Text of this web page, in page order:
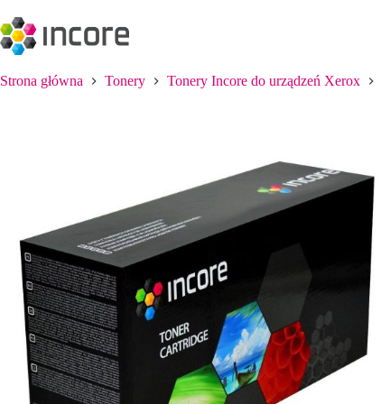
do
treści
Strona główna Tonery Tonery Incore do urządzeń Xerox